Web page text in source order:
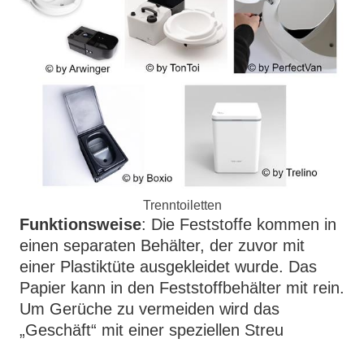
Trenntoiletten
Funktionsweise: Die Feststoffe kommen in
einen separaten Behälter, der zuvor mit
einer Plastiktüte ausgekleidet wurde. Das
Papier kann in den Feststoffbehälter mit rein.
Um Gerüche zu vermeiden wird das
„Geschäft“ mit einer speziellen Streu